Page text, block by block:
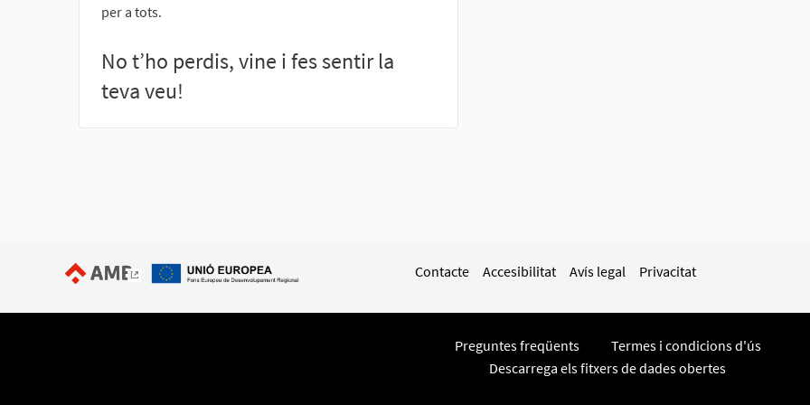
per a tots.
No t’ho perdis, vine i fes sentir la
teva veu!
(Enllaç extern)
Contacte Accesibilitat Avís legal Privacitat
Preguntes freqüents
Termes i condicions d'ús
Descarrega els fitxers de dades obertes